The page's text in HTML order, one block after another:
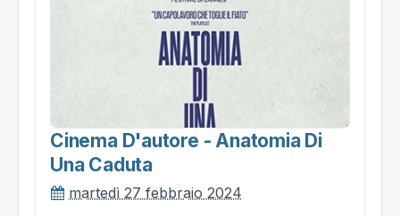
Cinema D'autore - Anatomia Di
Una Caduta
martedì 27 febbraio 2024